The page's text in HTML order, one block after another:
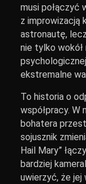
musi połączyć
z improwizacją
astronautę,
nie tylko wokół
ekstremalne
To historia o
współpracy. W
bohatera
sojusznik
Hail Mary”
bardziej
uwierzyć, że jej